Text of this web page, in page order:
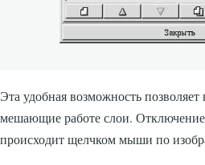
Эта удобная возможность
мешающие работе слои.
происходит щелчком мыши по